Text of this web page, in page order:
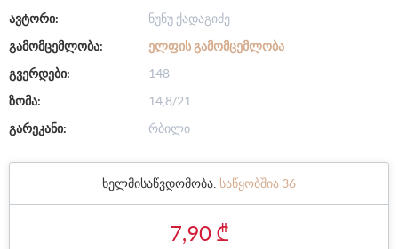
ავტორი:
ნუნუ ქადაგიძე
გამომცემლობა:
ᲔᲚᲤᲘᲡ ᲒᲐᲛᲝᲛᲪᲔᲛᲚᲝᲑᲐ
გვერდები:
148
ზომა:
14,8/21
გარეკანი:
რბილი
ხელმისაწვდომობა: საწყობშია 36
7,90 ₾